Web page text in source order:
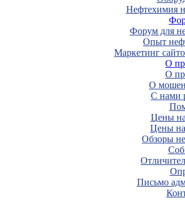
Нефтехимия
Форум для
Опыт
Маркетинг
О
О
О
С нами
Цены
Цены
Обзоры
Письмо